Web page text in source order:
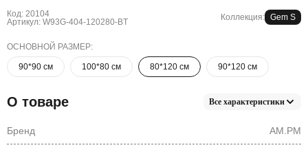
Код: 20104
Артикул: W93G-404-120280-BT
Коллекция: Gem S
ОСНОВНОЙ РАЗМЕР:
90*90 см 100*80 см 80*120 см 90*120 см
О товаре Все характеристики
Бренд AM.PM